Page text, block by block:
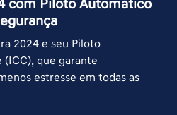
com Piloto Automático
2024 e seu Piloto
que garante
estresse em todas as